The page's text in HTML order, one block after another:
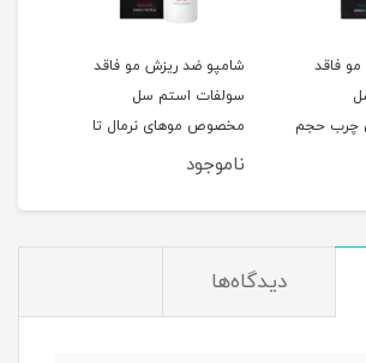
فاقد
چرب حجم
شامپو ضد ریزش مو فاقد
سولفات استم سل
مخصوص موهای نرمال تا
خشک حجم 250ML
ناموجود
دیدگاه‌ها